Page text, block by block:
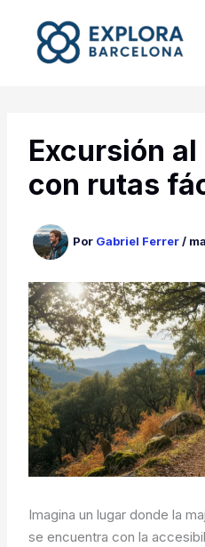
contenido
Excursión
con rutas
Por Gabriel Ferrer/
Imagina un lugar donde la
se encuentra con la